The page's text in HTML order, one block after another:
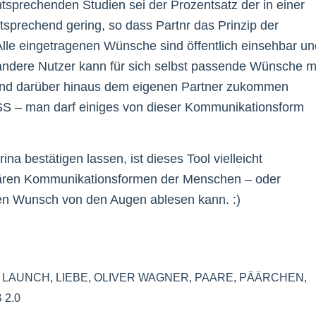
Studien sei der Prozentsatz der in einer
gering, so dass Partnr das Prinzip der
eingetragenen Wünsche sind öffentlich einsehbar
Nutzer kann für sich selbst passende Wünsche
darüber hinaus dem eigenen Partner zukommen
– man darf einiges von dieser Kommunikationsform
bestätigen lassen, ist dieses Tool vielleicht
Kommunikationsformen der Menschen – oder
Wunsch von den Augen ablesen kann. :)
LAUNCH LIEBE OLIVER WAGNER PAARE PÄÄRCHEN
2.0